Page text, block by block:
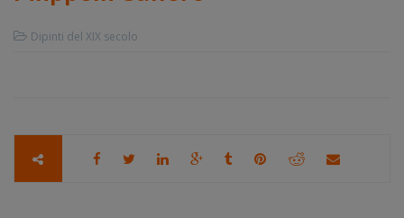
Dipinti del XIX secolo